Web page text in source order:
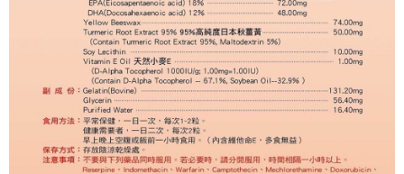
是否繳費成功／繳費後需取消欲退款等相關疑問，請聯繫「AFTEE先享後付
客戶支援中心」https://netprotections.freshdesk.com/support/home
【注意事項】
１．透過由恩沛科技股份有限公司提供之「AFTEE先享後付」服務完成之交
易，需依本服務之必要範圍內提供個人資料，並將交易相關給付款項請求債
權轉讓予恩沛科技股份有限公司。
２．關於個人資料處理事宜，請瀏覽以下網址：
https://aftee.tw/terms/#terms3
３．未成年的使用者請事先徵得法定代理人或監護人之同意方可使用
「AFTEE先享後付」，若未經同意申辦者引起之損失，本公司不負相關責
滿額免運宅配
每筆NT$100，滿NT$799(含以上)免運費
付款後門市自取
每筆NT$50，滿NT$299(含以上)免運費